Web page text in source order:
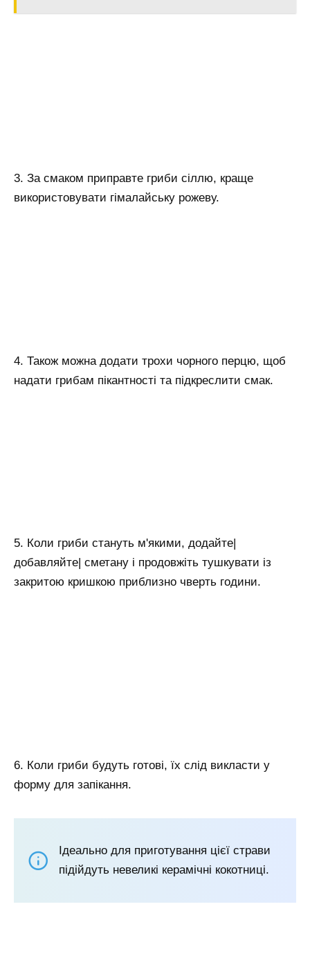
3. За смаком приправте гриби сіллю, краще
використовувати гімалайську рожеву.
4. Також можна додати трохи чорного перцю, щоб
надати грибам пікантності та підкреслити смак.
5. Коли гриби стануть м'якими, додайте|
добавляйте| сметану і продовжіть тушкувати із
закритою кришкою приблизно чверть години.
6. Коли гриби будуть готові, їх слід викласти у
форму для запікання.
Ідеально для приготування цієї страви
підійдуть невеликі керамічні кокотниці.